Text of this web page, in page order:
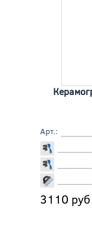
Арт.:
3110 руб